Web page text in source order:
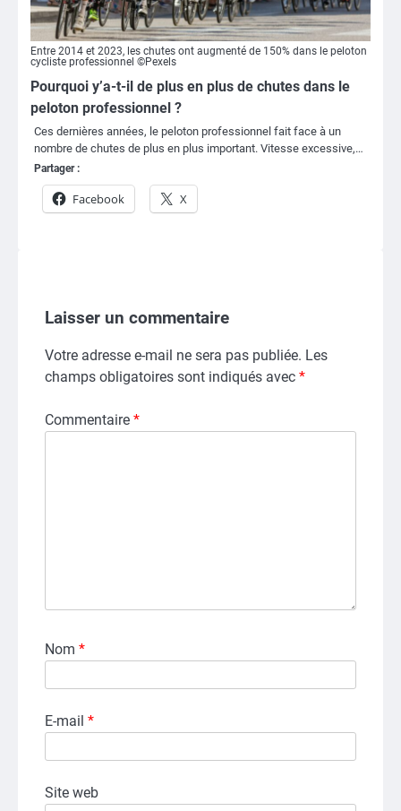
Entre 2014 et 2023, les chutes ont augmenté de 150% dans le peloton
cycliste professionnel ©Pexels
Pourquoi y’a-t-il de plus en plus de chutes dans le
peloton professionnel ?
Ces dernières années, le peloton professionnel fait face à un
nombre de chutes de plus en plus important. Vitesse excessive,…
Partager :
Facebook X
Laisser un commentaire
Votre adresse e-mail ne sera pas publiée. Les
champs obligatoires sont indiqués avec *
Commentaire *
Nom *
E-mail *
Site web